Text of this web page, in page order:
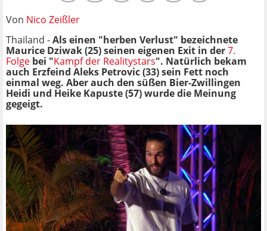
Von Nico Zeißler
Thailand -Als einen "herben Verlust" bezeichnete
Maurice Dziwak (25) seinen eigenen Exit in der7.
Folge bei "Kampf der Realitystars". Natürlich bekam
auch Erzfeind Aleks Petrovic (33) sein Fett noch
einmal weg. Aber auch den süßen Bier-Zwillingen
Heidi und Heike Kapuste (57) wurde die Meinung
gegeigt.